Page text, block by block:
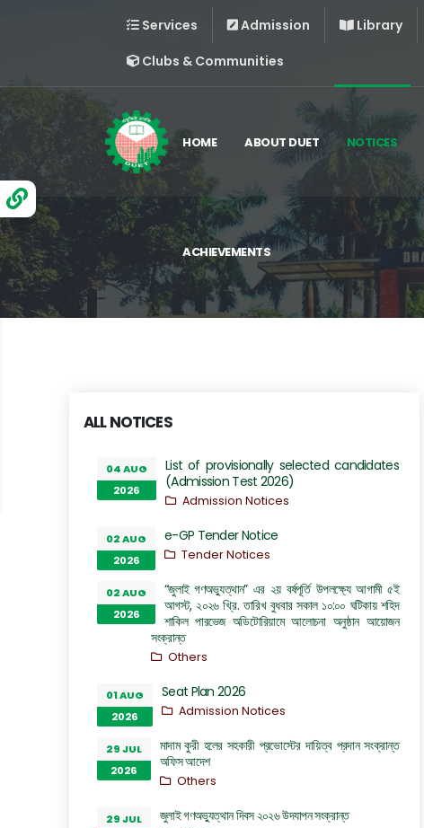
Services Admission Library
Clubs & Communities
HOME ABOUT DUET NOTICES
ACHIEVEMENTS
ALL NOTICES
04 AUG
2026
List of provisionally selected candidates
(Admission Test 2026)
Admission Notices
02 AUG
2026
e-GP Tender Notice
Tender Notices
02 AUG
2026
“জুলাই গণঅভ্যুত্থান” এর ২য় বর্ষপূর্তি উপলক্ষ্যে আগামী ৫ই
আগস্ট, ২০২৬ খ্রি. তারিখ বুধবার সকাল ১০:০০ ঘটিকায় শহিদ
শাকিল পারভেজ অডিটোরিয়ামে আলোচনা অনুষ্ঠান আয়োজন
সংক্রান্ত
Others
01 AUG
2026
Seat Plan 2026
Admission Notices
29 JUL
2026
মাদাম কুরী হলের সহকারী প্রভোস্টের দায়িত্ব প্রদান সংক্রান্ত
অফিস আদেশ
Others
29 JUL
জুলাই গণঅভ্যুত্থান দিবস ২০২৬ উদযাপন সংক্রান্ত